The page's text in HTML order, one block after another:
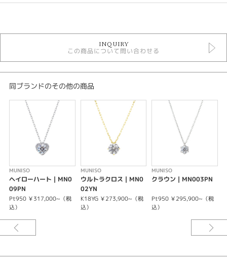
婚約ネックレス
紹介文
ヘイローハート
ヘイローハートセッティングは、MUNISOダイヤモンドシリーズの中で特に
難しいセッティングのモデルです。このデザインは、センターダイヤモンド
の取巻きに美しいメレーダイヤモンドを控え目に留めて、メインダイヤモン
ドの輝きを邪魔せずにサポートするモデルです。美しく優しくデザインされ
たヘイローは、あらゆる角度から輝きを放ち、見る人を魅了します。ありそ
うでなかった美しいハート型の取り巻くネックレスは、心のこもった贈り物
＊中石が【0.20ct up・G-VS1-EX】の場合の料金です。グレードによって料
金が異なります。
INQUIRY
この商品について問い合わせる
同ブランドのその他の商品
MUNISO
ヘイローハート｜MN0
09PN
Pt950 ￥317,000~（税
込）
MUNISO
ウルトラクロス｜MN0
02YN
K18YG ￥273,900~（税
込）
MUNISO
クラウン｜MN003PN
Pt950 ￥295,900~（税
込）